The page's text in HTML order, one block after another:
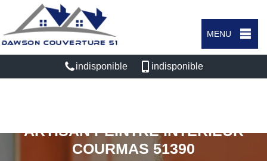
MENU
indisponible indisponible
ARTISAN PEINTRE INTÉRIEUR
COURMAS 51390